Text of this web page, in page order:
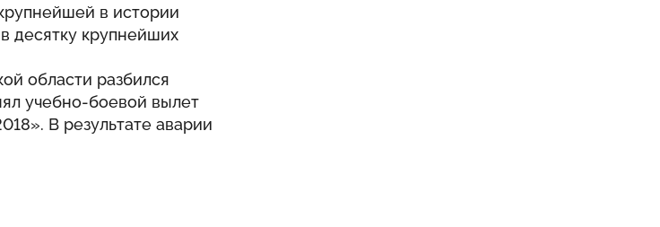
в истории
десятку крупнейших
области разбился
учебно-боевой вылет
В результате аварии